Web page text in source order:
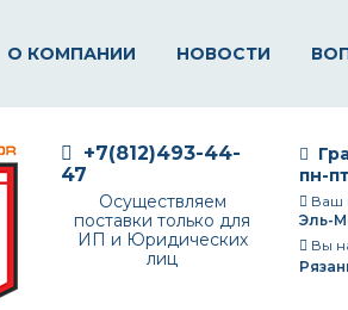
О КОМПАНИИ НОВОСТИ
пн-
Ваш
Эль-
Вы
+7(812)493-44-
47
Осуществляем
поставки только для
ИП и Юридических
лиц